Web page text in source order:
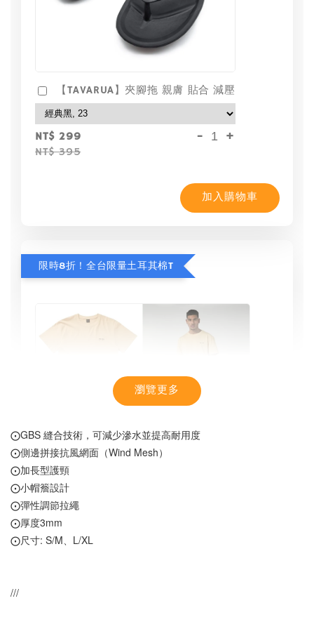
【TAVARUA】夾腳拖 親膚 貼合 減壓
NT$ 299
NT$ 395
- +
加入購物車
限時8折！全台限量土耳其棉T
【MYSTIC】潮流T恤 舒適涼感 土耳其棉
瀏覽更多
⨀GBS 縫合技術，可減少滲水並提高耐用度
⨀側邊拼接抗風網面（Wind Mesh）
⨀加長型護頸
⨀小帽簷設計
⨀彈性調節拉繩
⨀厚度3mm
⨀尺寸: S/M、L/XL
///